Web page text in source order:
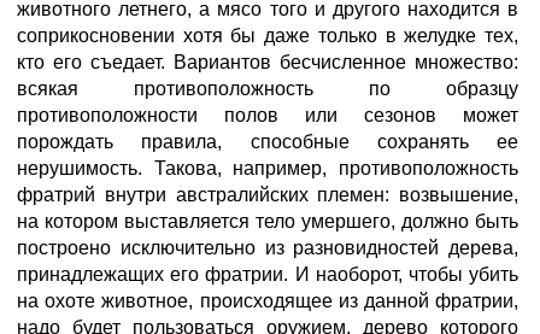
животного летнего, а мясо того и другого находится в
соприкосновении хотя бы даже только в желудке тех,
кто его съедает. Вариантов бесчисленное множество:
всякая противоположность по образцу
противоположности полов или сезонов может
порождать правила, способные сохранять ее
нерушимость. Такова, например, противоположность
фратрий внутри австралийских племен: возвышение,
на котором выставляется тело умершего, должно быть
построено исключительно из разновидностей дерева,
принадлежащих его фратрии. И наоборот, чтобы убить
на охоте животное, происходящее из данной фратрии,
надо будет пользоваться оружием, дерево которого